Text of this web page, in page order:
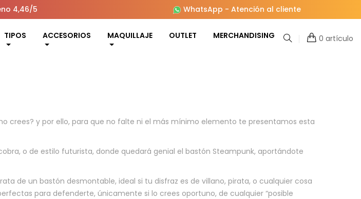
4,46/5 WhatsApp - Atención al cliente
TIPOS ACCESORIOS MAQUILLAJE OUTLET MERCHANDISING 0 artículo
crees? y por ello, para que no falte ni el más mínimo elemento te presentamos esta
o de estilo futurista, donde quedará genial el bastón Steampunk, aportándote
de un bastón desmontable, ideal si tu disfraz es de villano, pirata, o cualquier cosa
para defenderte, únicamente si lo crees oportuno, de cualquier “posible